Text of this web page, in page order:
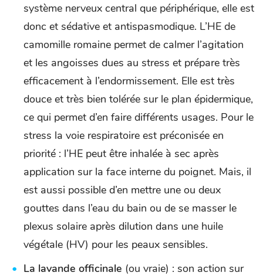
système nerveux central que périphérique, elle est
donc et sédative et antispasmodique. L’HE de
camomille romaine permet de calmer l’agitation
et les angoisses dues au stress et prépare très
efficacement à l’endormissement. Elle est très
douce et très bien tolérée sur le plan épidermique,
ce qui permet d’en faire différents usages. Pour le
stress la voie respiratoire est préconisée en
priorité : l’HE peut être inhalée à sec après
application sur la face interne du poignet. Mais, il
est aussi possible d’en mettre une ou deux
gouttes dans l’eau du bain ou de se masser le
plexus solaire après dilution dans une huile
végétale (HV) pour les peaux sensibles.
La lavande officinale (ou vraie) : son action sur